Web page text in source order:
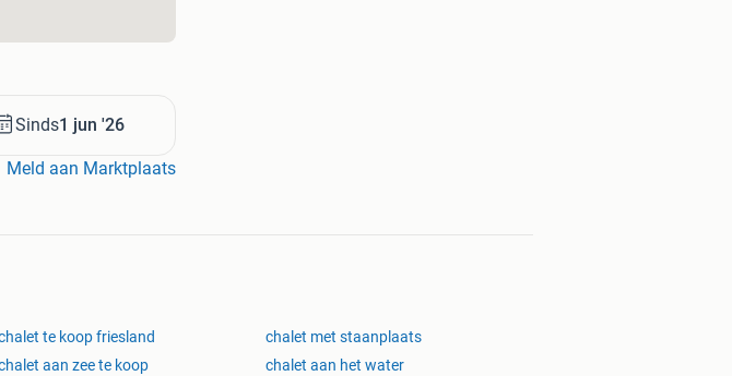
Sinds1 jun '26
Meld aan Marktplaats
te koop friesland
chalet met staanplaats
aan zee te koop
chalet aan het water